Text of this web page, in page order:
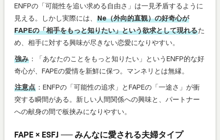
ENFPの「可能性を追い求める自由さ」は一見矛盾するように
見える。しかし実際には、 Ne（外向的直観）の好奇心が
FAPEの「相手をもっと知りたい」という欲求として現れるた
め、相手に対する興味が尽きない恋愛になりやすい。
強み ：「あなたのことをもっと知りたい」というENFP的な好
奇心が、FAPEの愛情を新鮮に保つ。マンネリとは無縁。
注意点 ：ENFPの「可能性の追求」とFAPEの「一途さ」が衝
突する瞬間がある。新しい人間関係への興味と、パートナー
への献身の間で板挟みになりやすい。
FAPE × ESFJ ── みんなに愛される夫婦タイプ